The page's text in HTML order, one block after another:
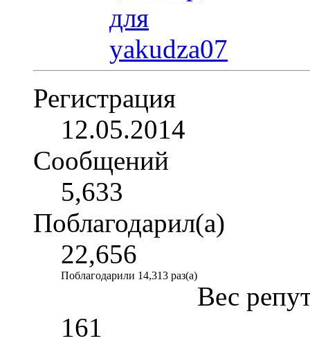
Регистрация
12.05.2014
Сообщений
5,633
Поблагодарил(а)
22,656
Поблагодарили 14,313 раз(а)
Вес
161